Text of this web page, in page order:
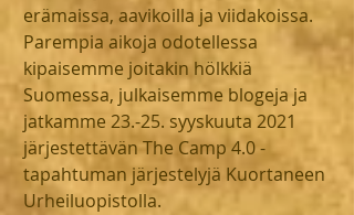
erämaissa, aavikoilla ja viidakoissa.
Parempia aikoja odotellessa
kipaisemme joitakin hölkkiä
Suomessa, julkaisemme blogeja ja
jatkamme 23.-25. syyskuuta 2021
järjestettävän The Camp 4.0 -
tapahtuman järjestelyjä Kuortaneen
Urheiluopistolla.